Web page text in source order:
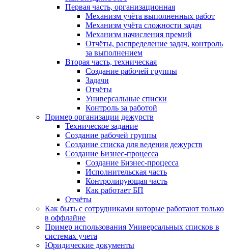
Первая часть, организационная
Механизм учёта выполненных работ
Механизм учёта сложности задач
Механизм начисления премий
Отчёты, распределение задач, контроль
за выполнением
Вторая часть, техническая
Создание рабочей группы
Задачи
Отчёты
Универсальные списки
Контроль за работой
Пример организации дежурств
Техническое задание
Создание рабочей группы
Создание списка для ведения дежурств
Создание Бизнес-процесса
Создание Бизнес-процесса
Исполнительская часть
Контролирующая часть
Как работает БП
Отчёты
Как быть с сотрудниками которые работают только
в оффлайне
Пример использования Универсальных списков в
системах учета
Юридические документы